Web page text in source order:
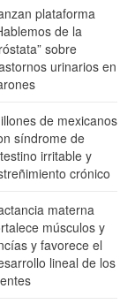
plataforma
de la
sobre
urinarios en
de mexicanos
síndrome de
irritable y
crónico
materna
músculos y
y favorece el
lineal de los